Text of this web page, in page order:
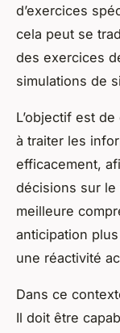
d’exercices
cela peut se
des exercices
simulations de
L’objectif est
à traiter les
efficacement,
décisions sur le
meilleure
anticipation
une réactivité
Dans ce
Il doit être